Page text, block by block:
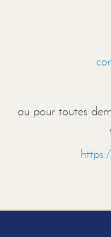
ou pour toutes